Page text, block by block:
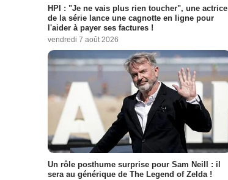
HPI : "Je ne vais plus rien toucher", une actrice
de la série lance une cagnotte en ligne pour
l'aider à payer ses factures !
vendredi 7 août 2026
Un rôle posthume surprise pour Sam Neill : il
sera au générique de The Legend of Zelda !